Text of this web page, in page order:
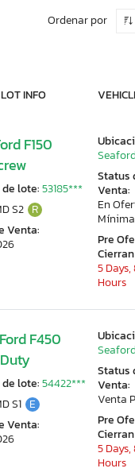
Ordenar por
LOT INFO
F150
lote:53185***
S2 R
Venta:
Status
Venta:
En
Mínima
Pre
5 Days,
Hours
F450
lote:54422***
S1 E
Venta:
Status
Venta:
Venta
Pre
5 Days,
Hours